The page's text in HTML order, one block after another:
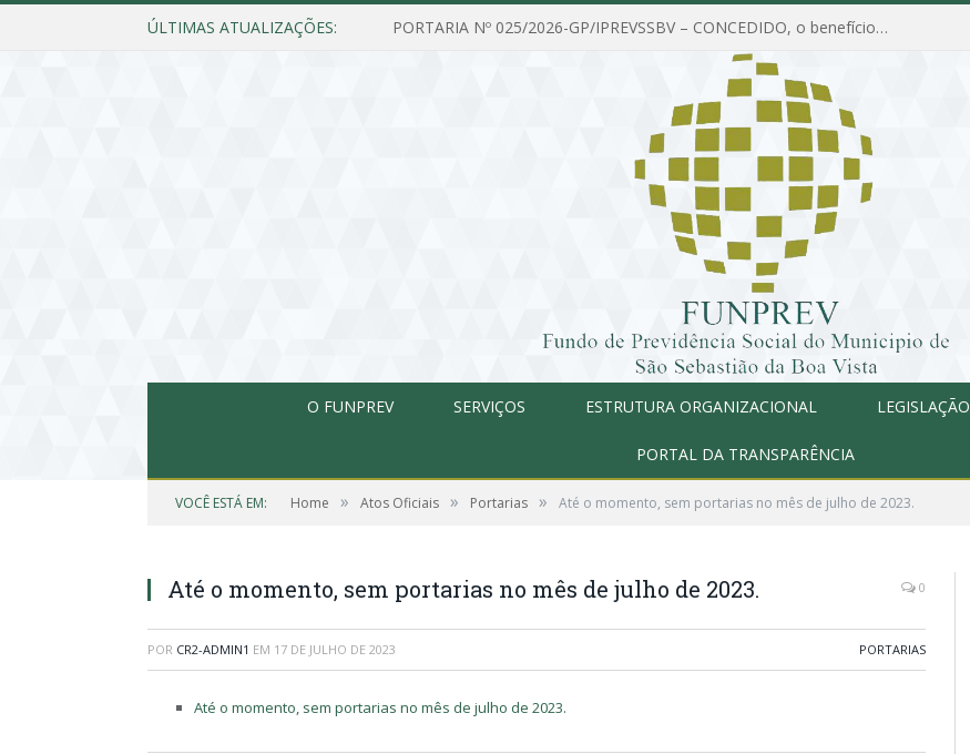
ÚLTIMAS ATUALIZAÇÕES: PORTARIA Nº 025/2026-GP/IPREVSSBV – CONCEDIDO, o benefício de PENSÃO a MARIA ESTELA DOS SANTOS SOUZA
O FUNPREV SERVIÇOS ESTRUTURA ORGANIZACIONAL LEGISLAÇÃO
PORTAL DA TRANSPARÊNCIA
VOCÊ ESTÁ EM: Home » Atos Oficiais » Portarias » Até o momento, sem portarias no mês de julho de 2023.
Até o momento, sem portarias no mês de julho de 2023. 0
POR CR2-ADMIN1 EM 17 DE JULHO DE 2023 PORTARIAS
Até o momento, sem portarias no mês de julho de 2023.